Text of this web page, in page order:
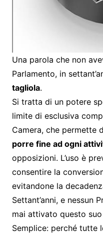
Una parola che non
Parlamento, in
tagliola.
Si tratta di un potere
limite di esclusiva
Camera, che permette
porre fine ad ogni
opposizioni. L’uso è
consentire la
evitandone la
Settant’anni, e nessun
mai attivato questo suo
Semplice: perché tutte